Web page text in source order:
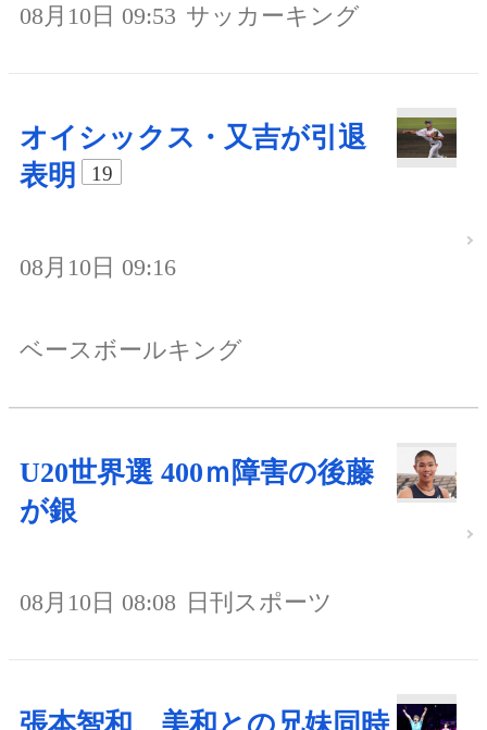
08月10日 09:53 サッカーキング
オイシックス・又吉が引退
表明
19
08月10日 09:16
ベースボールキング
U20世界選 400ｍ障害の後藤
が銀
08月10日 08:08 日刊スポーツ
張本智和、美和との兄妹同時